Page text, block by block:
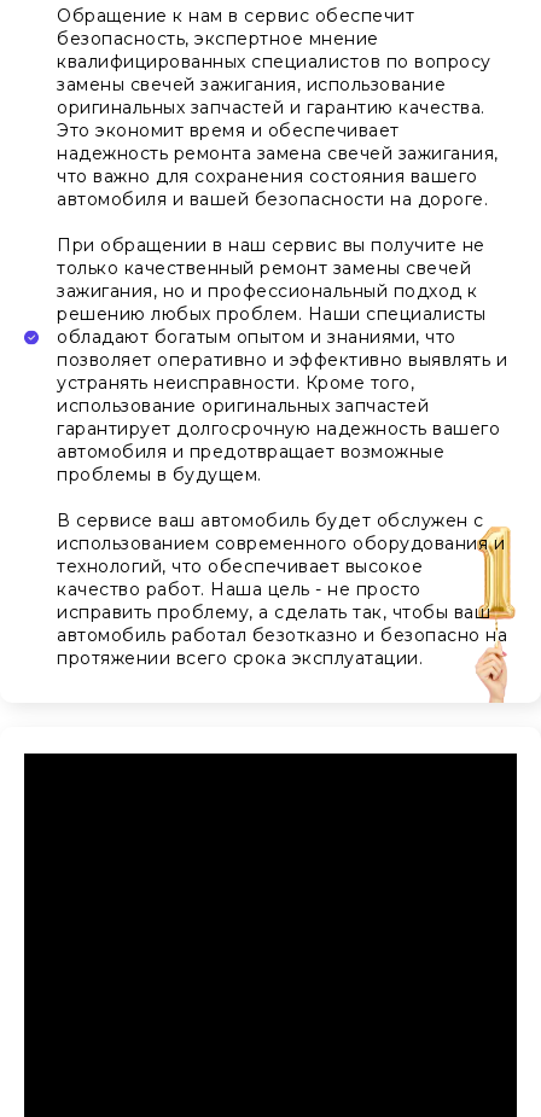
Обращение к нам в сервис обеспечит
безопасность, экспертное мнение
квалифицированных специалистов по вопросу
замены свечей зажигания, использование
оригинальных запчастей и гарантию качества.
Это экономит время и обеспечивает
надежность ремонта замена свечей зажигания,
что важно для сохранения состояния вашего
автомобиля и вашей безопасности на дороге.
При обращении в наш сервис вы получите не
только качественный ремонт замены свечей
зажигания, но и профессиональный подход к
решению любых проблем. Наши специалисты
обладают богатым опытом и знаниями, что
позволяет оперативно и эффективно выявлять и
устранять неисправности. Кроме того,
использование оригинальных запчастей
гарантирует долгосрочную надежность вашего
автомобиля и предотвращает возможные
проблемы в будущем.
В сервисе ваш автомобиль будет обслужен с
использованием современного оборудования и
технологий, что обеспечивает высокое
качество работ. Наша цель - не просто
исправить проблему, а сделать так, чтобы ваш
автомобиль работал безотказно и безопасно на
протяжении всего срока эксплуатации.